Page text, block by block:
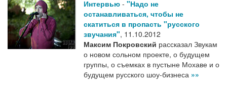
Интервью - "Надо не
останавливаться, чтобы не
скатиться в пропасть "русского
звучания", 11.10.2012
Максим Покровский рассказал Звукам
о новом сольном проекте, о будущем
группы, о съемках в пустыне Мохаве и о
будущем русского шоу-бизнеса »»